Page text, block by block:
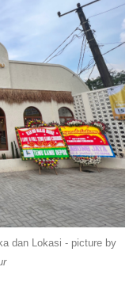
dan Lokasi - picture by